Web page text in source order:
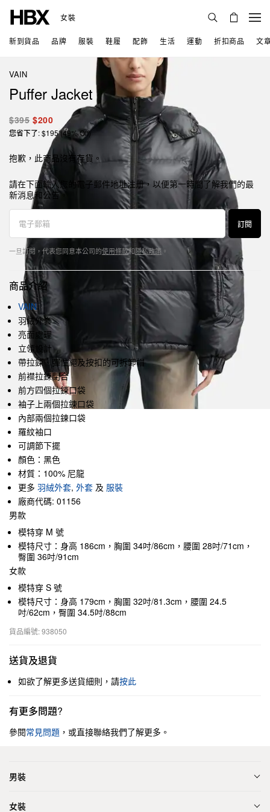
女裝
新到貨品 品牌 服裝 鞋履 配飾 生活 運動 折扣商品 文
VAIN
Puffer Jacket
$395 $200
您省下了: $195 (49% Off)
抱歉，此商品沒有存貨。
請在下面輸入您的電子郵件地址注册，以便第一時間了解我們的最
新消息和公告。
訂閱
一旦訂閱，代表您同意本公司的使用條款和隱私政策 。
商品介紹
VAIN
羽絨外套
亮面處理
立領設計
帶拉鍊、彈性繩及按扣的可拆卸帽
前襟拉鍊閉合
前方四個拉鍊口袋
袖子上兩個拉鍊口袋
內部兩個拉鍊口袋
羅紋袖口
可調節下擺
顏色：黑色
材質：100% 尼龍
更多 羽絨外套, 外套 及 服裝
廠商代碼: 01156
男款
模特穿 M 號
模特尺寸：身高 186cm，胸圍 34吋/86cm，腰圍 28吋/71cm，
臀圍 36吋/91cm
女款
模特穿 S 號
模特尺寸：身高 179cm，胸圍 32吋/81.3cm，腰圍 24.5
吋/62cm，臀圍 34.5吋/88cm
貨品編號: 938050
送貨及退貨
如欲了解更多送貨細則，請按此
有更多問題?
參閱常見問題 ，或直接聯絡我們了解更多。
男裝
女裝